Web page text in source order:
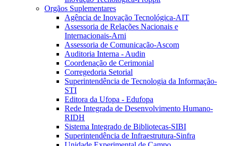
Orgãos Suplementares
Agência de Inovação Tecnológica-AIT
Assessoria de Relações Nacionais e
Internacionais-Arni
Assessoria de Comunicação-Ascom
Auditoria Interna - Audin
Coordenação de Cerimonial
Corregedoria Setorial
Superintendência de Tecnologia da Informação-
STI
Editora da Ufopa - Edufopa
Rede Integrada de Desenvolvimento Humano-
RIDH
Sistema Integrado de Bibliotecas-SIBI
Superintendência de Infraestrutura-Sinfra